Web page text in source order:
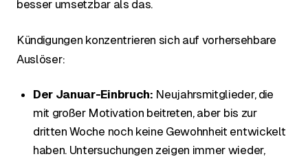
besser umsetzbar als das.
Kündigungen konzentrieren sich auf vorhersehbare
Auslöser:
Der Januar-Einbruch: Neujahrsmitglieder, die
mit großer Motivation beitreten, aber bis zur
dritten Woche noch keine Gewohnheit entwickelt
haben. Untersuchungen zeigen immer wieder,